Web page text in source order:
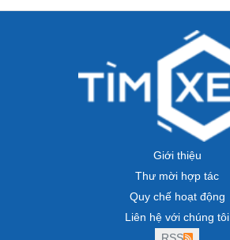
Giới thiệu
Thư mời hợp tác
Quy chế hoạt động
Liên hệ với chúng tôi